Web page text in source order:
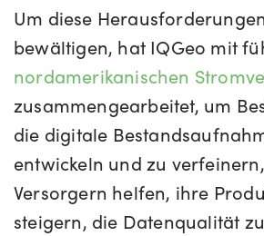
Um diese
bewältigen, hat IQGeo mit
nordamerikanischen
zusammengearbeitet, um
die digitale
entwickeln und zu
Versorgern helfen, ihre
steigern, die Datenqualität